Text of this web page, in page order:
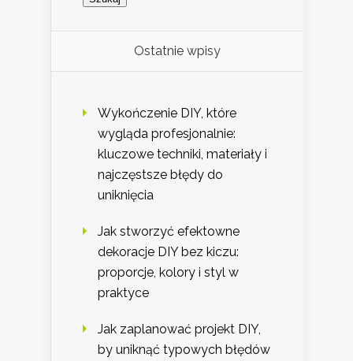
Ostatnie wpisy
Wykończenie DIY, które
wygląda profesjonalnie:
kluczowe techniki, materiały i
najczęstsze błędy do
uniknięcia
Jak stworzyć efektowne
dekoracje DIY bez kiczu:
proporcje, kolory i styl w
praktyce
Jak zaplanować projekt DIY,
by uniknąć typowych błędów